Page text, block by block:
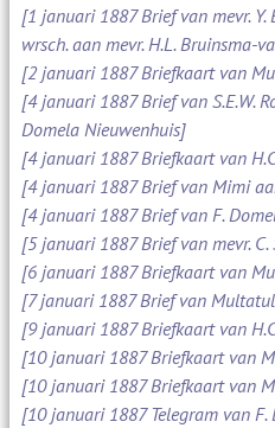
[1 januari 1887 Brief van mevr. Y.
wrsch. aan mevr. H.L. Bruinsma-
[2 januari 1887 Briefkaart van
[4 januari 1887 Brief van S.E.W.
Domela Nieuwenhuis]
[4 januari 1887 Briefkaart van
[4 januari 1887 Brief van Mimi
[4 januari 1887 Brief van F.
[5 januari 1887 Brief van mevr.
[6 januari 1887 Briefkaart van
[7 januari 1887 Brief van
[9 januari 1887 Briefkaart van
[10 januari 1887 Briefkaart van
[10 januari 1887 Briefkaart van
[10 januari 1887 Telegram van